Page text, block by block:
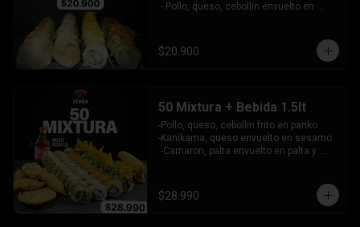
- Pollo, queso, cebollin envuelto en
guacamole y wantanes fritos
- Salmon, palta envuelto en nori frito en
$20.900
50 Mixtura + Bebida 1.5lt
-Pollo, queso, cebollin frito en panko
-Kanikama, queso envuelto en sesamo
-Camaron, palta envuelto en palta y
guacamole y nachos crocantes
- 5 arrollado primavera -  5 Gyosas
$28.990